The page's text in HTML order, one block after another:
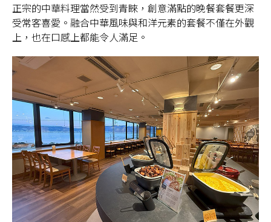
正宗的中華料理當然受到青睞，創意滿點的晚餐套餐更深
受常客喜愛。融合中華風味與和洋元素的套餐不僅在外觀
上，也在口感上都能令人滿足。